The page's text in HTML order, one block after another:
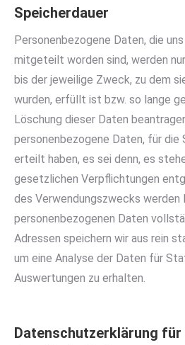
Speicherdauer
Personenbezogene Daten, die
mitgeteilt worden sind, werden
bis der jeweilige Zweck, zu dem
wurden, erfüllt ist bzw. so lange
Löschung dieser Daten
personenbezogene Daten, für die
erteilt haben, es sei denn, es
gesetzlichen Verpflichtungen
des Verwendungszwecks werden
personenbezogenen Daten
Adressen speichern wir aus rein
um eine Analyse der Daten für
Auswertungen zu erhalten.
Datenschutzerklärung für